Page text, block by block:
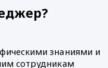
знаниями и
сотрудникам